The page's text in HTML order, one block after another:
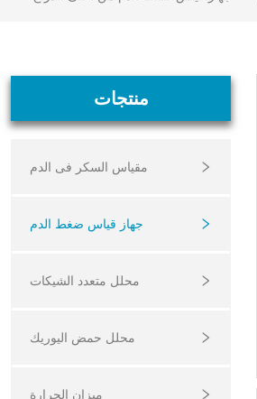
منتجات
مقياس السكر فى الدم
جهاز قياس ضغط الدم
محلل متعدد الشيكات
محلل حمض اليوريك
ميزان الحرارة